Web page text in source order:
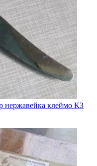
нержавейка клеймо КЗ